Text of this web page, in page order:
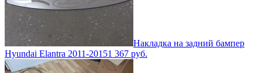
Накладка на задний бампер
Hyundai Elantra 2011-20151 367 руб.